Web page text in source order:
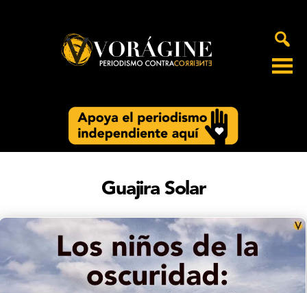
Guajira Solar